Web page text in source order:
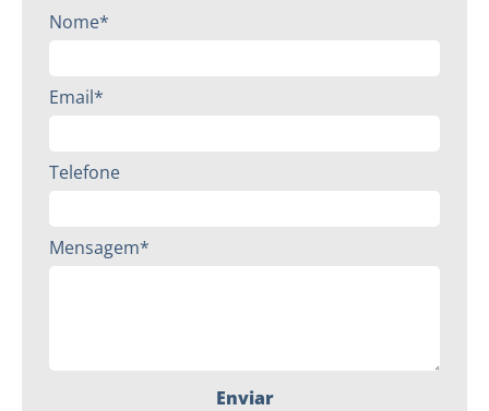
Nome*
Email*
Telefone
Mensagem*
Enviar